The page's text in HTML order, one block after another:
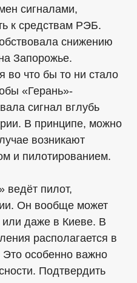
сигналами,
к средствам РЭБ.
снижению
Запорожье.
во что бы то ни стало
«Герань»-
сигнал вглубь
В принципе, можно
возникают
и пилотированием.
ведёт пилот,
Он вообще может
или даже в Киеве. В
располагается в
Это особенно важно
Подтвердить